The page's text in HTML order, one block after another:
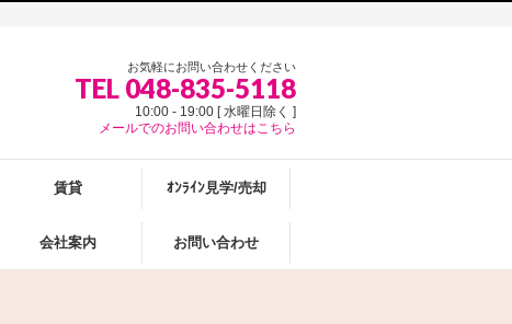
お気軽にお問い合わせください
TEL 048-835-5118
10:00 - 19:00 [ 水曜日除く ]
メールでのお問い合わせはこちら
賃貸 ｵﾝﾗｲﾝ見学/売却
会社案内 お問い合わせ